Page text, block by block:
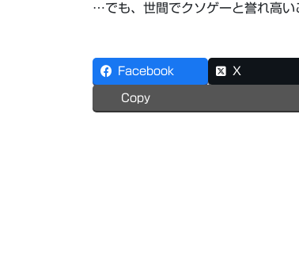
…でも、世間でクソゲーと誉れ高い
Facebook X
Copy